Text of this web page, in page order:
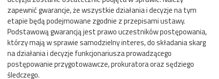
zapewnić gwarancje, że wszystkie działania i decyzje na tym
etapie będą podejmowane zgodnie z przepisami ustawy.
Podstawową gwarancją jest prawo uczestników postępowania,
którzy mają w sprawie samodzielny interes, do składania skarg
na działania i decyzje funkcjonariusza prowadzącego
postępowanie przygotowawcze, prokuratora oraz sędziego
śledczego.